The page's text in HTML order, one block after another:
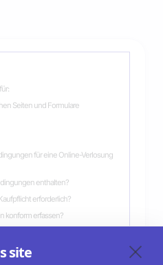
Seiten und Formulare
für eine Online-Verlosung
enthalten?
erforderlich?
konform erfassen?
site